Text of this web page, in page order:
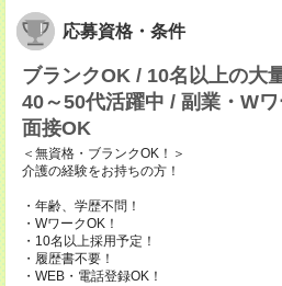
応募資格・条件
ブランクOK / 10名以上の大
40～50代活躍中 / 副業・W
面接OK
＜無資格・ブランクOK！＞
介護の経験をお持ちの方！
・年齢、学歴不問！
・WワークOK！
・10名以上採用予定！
・履歴書不要！
・WEB・電話登録OK！